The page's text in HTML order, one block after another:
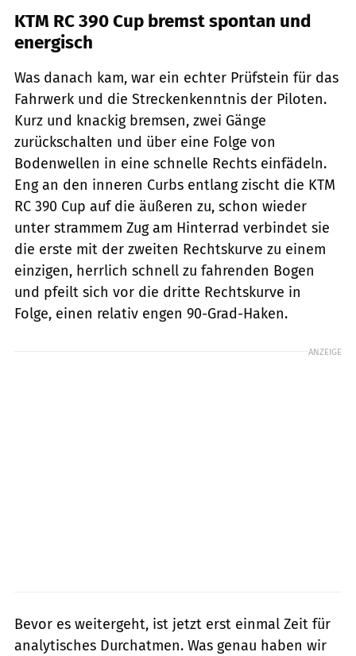
KTM RC 390 Cup bremst spontan und
energisch
Was danach kam, war ein echter Prüfstein für das
Fahrwerk und die Streckenkenntnis der Piloten.
Kurz und knackig bremsen, zwei Gänge
zurückschalten und über eine Folge von
Bodenwellen in eine schnelle Rechts einfädeln.
Eng an den inneren Curbs entlang zischt die KTM
RC 390 Cup auf die äußeren zu, schon ­wieder
unter strammem Zug am Hinterrad verbindet sie
die erste mit der zweiten Rechtskurve zu einem
einzigen, herrlich schnell zu fahrenden Bogen
und pfeilt sich vor die dritte Rechtskurve in
Folge, einen relativ engen 90-Grad-Haken.
ANZEIGE
Bevor es weitergeht, ist jetzt erst einmal Zeit für
analytisches Durchatmen. Was genau haben wir